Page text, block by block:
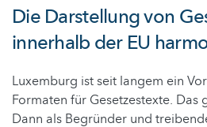
Die Darstellung von
innerhalb der EU
Luxemburg ist seit langem ein
Formaten für Gesetzestexte.
Dann als Begründer und